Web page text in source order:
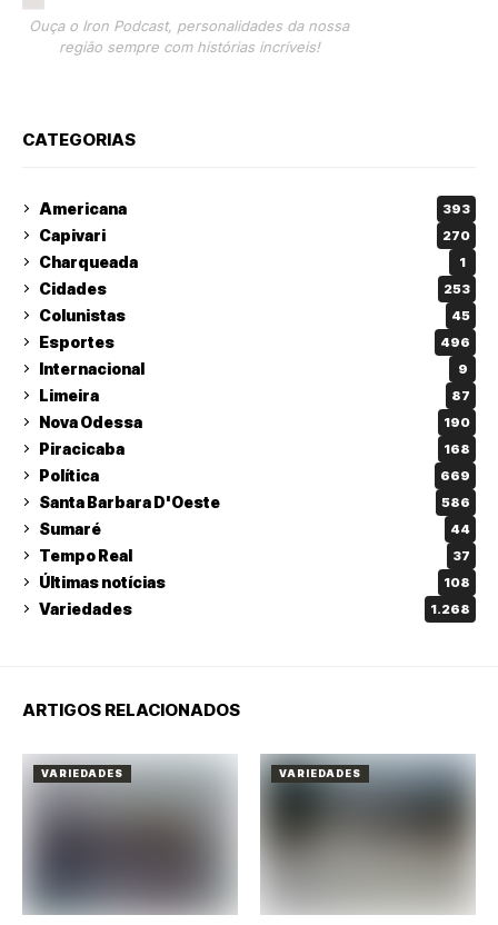
Ouça o Iron Podcast, personalidades da nossa
região sempre com histórias incríveis!
CATEGORIAS
Americana 393
Capivari 270
Charqueada 1
Cidades 253
Colunistas 45
Esportes 496
Internacional 9
Limeira 87
Nova Odessa 190
Piracicaba 168
Política 669
Santa Barbara D'Oeste 586
Sumaré 44
Tempo Real 37
Últimas notícias 108
Variedades 1.268
ARTIGOS RELACIONADOS
VARIEDADES VARIEDADES